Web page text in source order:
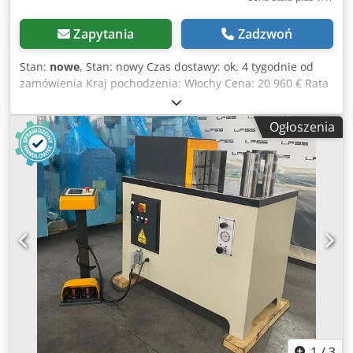
Zapytania Zadzwoń
Stan: nowe, Stan: nowy Czas dostawy: ok. 4 tygodnie od
zamówienia Kraj pochodzenia: Włochy Cena: 20 960 € Rata
leasingowa: 402,43 € Siła nacisku: 40 t Skok: 250 mm
Maksymalna zdolność gięcia - stal konstrukcyjna: 200 x 20
mm Stół: 1100 x 620 mm Chjdpfx Ajxh Rulsb Eoa Średnica
sworznia: 55 mm Prędkość robocza: 4,7 - 9,1 mm/s
Prędkość powrotu: 45 mm/s Zbiornik oleju: 45 l Silnik: 3 kW
Wysokość robocza: 950 mm Długość: 1250 mm Szerokość:
900 mm Wysokość: 1000 mm Waga: 750 kg 2 sworznie
mocujące, wysokość 110 mm (wyższe na zamówienie)
Manualny ogranicznik 500 mm ze skalą milimetrową
Regulowana prędkość 2 pokrętła do ustawienia skoku i
punktu powrotu Precyzyjna regulacja hydrauliczna skoku
również pod ciśnieniem Sterowanie oburęczne Duży wybór
narzędzi, ceny na zapytanie ALTERNATYWA: Wersja ze
sterowaniem CNC
Ogłoszenia